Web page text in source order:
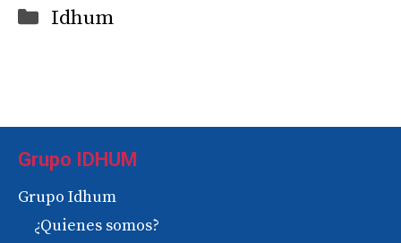
Categorías
Idhum
Grupo IDHUM
Grupo Idhum
¿Quienes somos?